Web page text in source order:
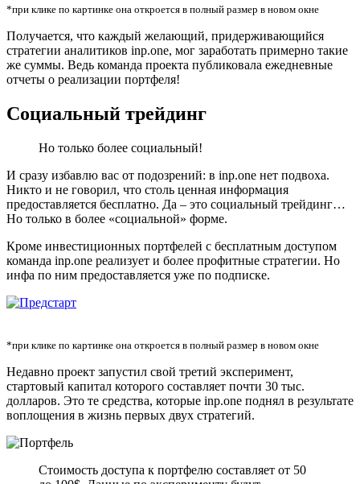
*при клике по картинке она откроется в полный размер в новом окне
Получается, что каждый желающий, придерживающийся
стратегии аналитиков inp.one, мог заработать примерно такие
же суммы. Ведь команда проекта публиковала ежедневные
отчеты о реализации портфеля!
Социальный трейдинг
Но только более социальный!
И сразу избавлю вас от подозрений: в inp.one нет подвоха.
Никто и не говорил, что столь ценная информация
предоставляется бесплатно. Да – это социальный трейдинг…
Но только в более «социальной» форме.
Кроме инвестиционных портфелей с бесплатным доступом
команда inp.one реализует и более профитные стратегии. Но
инфа по ним предоставляется уже по подписке.
*при клике по картинке она откроется в полный размер в новом окне
Недавно проект запустил свой третий эксперимент,
стартовый капитал которого составляет почти 30 тыс.
долларов. Это те средства, которые inp.one поднял в результате
воплощения в жизнь первых двух стратегий.
Стоимость доступа к портфелю составляет от 50